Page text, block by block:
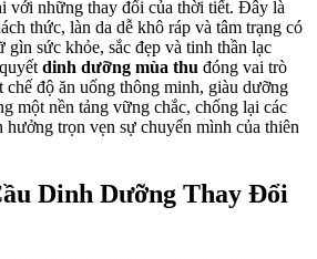
với những thay đổi của thời tiết. Đây là
thức, làn da dễ khô ráp và tâm trạng có
sức khỏe, sắc đẹp và tinh thần lạc
dinh dưỡng mùa thu đóng vai trò
độ ăn uống thông minh, giàu dưỡng
một nền tảng vững chắc, chống lại các
hưởng trọn vẹn sự chuyển mình của thiên
Dinh Dưỡng Thay Đổi